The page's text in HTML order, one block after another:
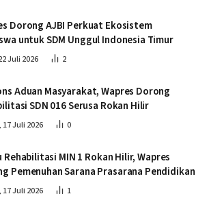
Dorong AJBI Perkuat Ekosistem
untuk SDM Unggul Indonesia Timur
Juli 2026 2
Aduan Masyarakat, Wapres Dorong
SDN 016 Serusa Rokan Hilir
Juli 2026 0
Rehabilitasi MIN 1 Rokan Hilir, Wapres
Pemenuhan Sarana Prasarana Pendidikan
Juli 2026 1